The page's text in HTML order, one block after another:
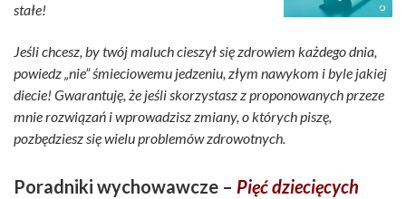
stałe!
Jeśli chcesz, by twój maluch cieszył się zdrowiem każdego dnia,
powiedz „nie” śmieciowemu jedzeniu, złym nawykom i byle jakiej
diecie! Gwarantuję, że jeśli skorzystasz z proponowanych przeze
mnie rozwiązań i wprowadzisz zmiany, o których piszę,
pozbędziesz się wielu problemów zdrowotnych.
Poradniki wychowawcze – Pięć dziecięcych